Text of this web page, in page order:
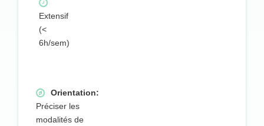
Extensif
(<
6h/sem)
Orientation:
Préciser les
modalités de